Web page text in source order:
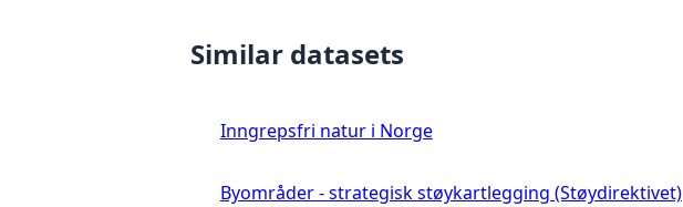
Similar datasets
Inngrepsfri natur i Norge
Byområder - strategisk støykartlegging (Støydirektivet)